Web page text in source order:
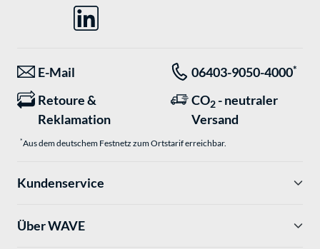
E-Mail 06403-9050-4000*
Retoure &
Reklamation
CO2 - neutraler
Versand
*Aus dem deutschem Festnetz zum Ortstarif erreichbar.
Kundenservice
Über WAVE